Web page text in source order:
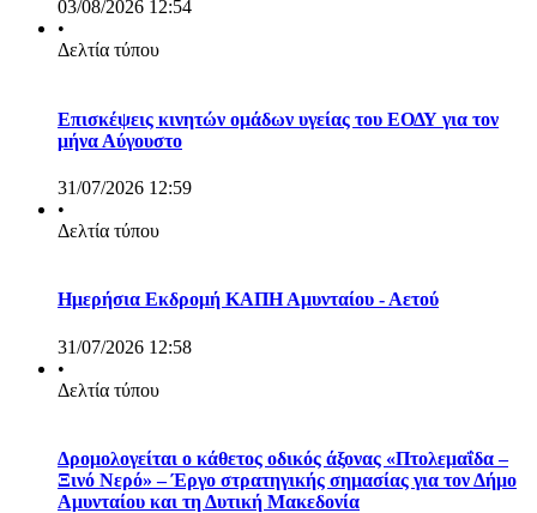
03/08/2026 12:54
•
Δελτία τύπου
Επισκέψεις κινητών ομάδων υγείας του ΕΟΔΥ για τον
μήνα Αύγουστο
31/07/2026 12:59
•
Δελτία τύπου
Ημερήσια Εκδρομή ΚΑΠΗ Αμυνταίου - Αετού
31/07/2026 12:58
•
Δελτία τύπου
Δρομολογείται ο κάθετος οδικός άξονας «Πτολεμαΐδα –
Ξινό Νερό» – Έργο στρατηγικής σημασίας για τον Δήμο
Αμυνταίου και τη Δυτική Μακεδονία